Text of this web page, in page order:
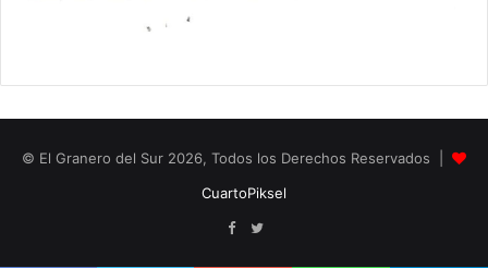
© El Granero del Sur 2026, Todos los Derechos Reservados |
CuartoPiksel